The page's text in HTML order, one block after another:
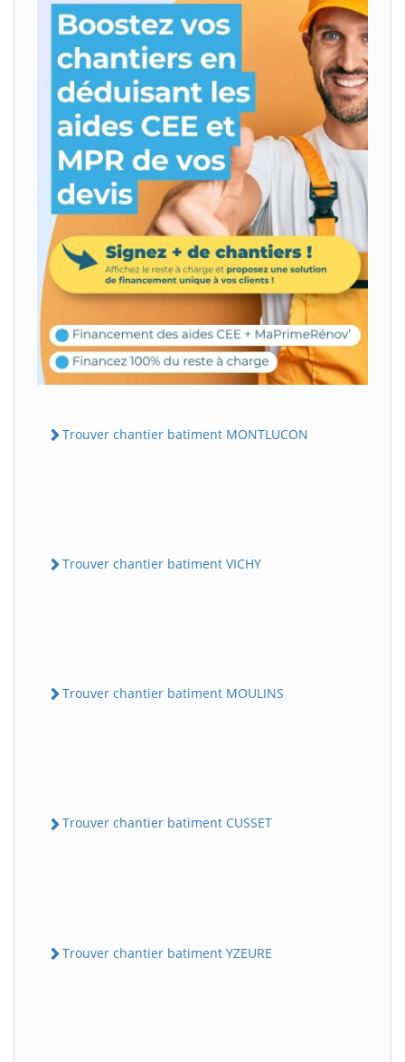
Trouver chantier batiment MONTLUCON
Trouver chantier batiment VICHY
Trouver chantier batiment MOULINS
Trouver chantier batiment CUSSET
Trouver chantier batiment YZEURE